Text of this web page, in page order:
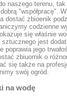
naszego terenu,
dobrą "współpracę".
dostać zbioenik
codzienne
się właśnie
jest
poprawia jego
zbiuornik o
się także na
swój ogród.
na wodę